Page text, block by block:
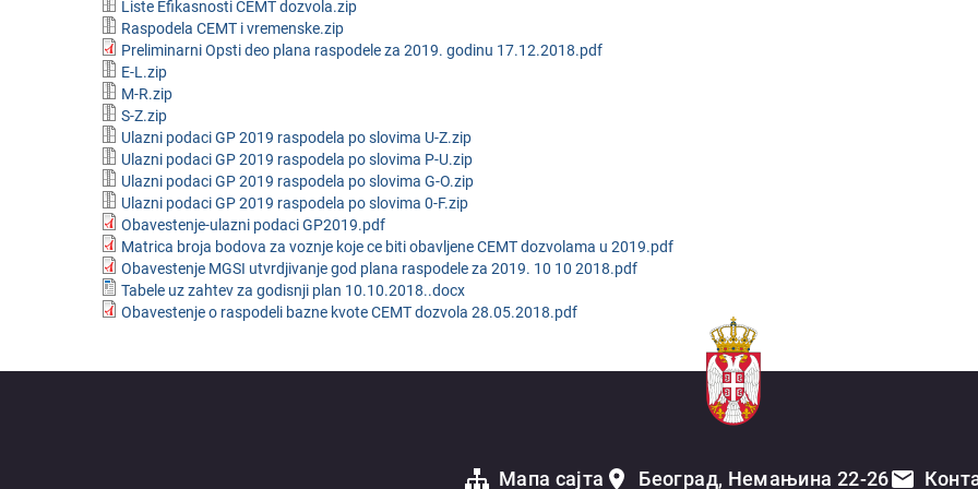
Liste Efikasnosti CEMT dozvola.zip
Raspodela CEMT i vremenske.zip
Preliminarni Opsti deo plana raspodele za 2019. godinu 17.12.2018.pdf
E-L.zip
M-R.zip
S-Z.zip
Ulazni podaci GP 2019 raspodela po slovima U-Z.zip
Ulazni podaci GP 2019 raspodela po slovima P-U.zip
Ulazni podaci GP 2019 raspodela po slovima G-O.zip
Ulazni podaci GP 2019 raspodela po slovima 0-F.zip
Obavestenje-ulazni podaci GP2019.pdf
Matrica broja bodova za voznje koje ce biti obavljene CEMT dozvolama u 2019.pdf
Obavestenje MGSI utvrdjivanje god plana raspodele za 2019. 10 10 2018.pdf
Tabele uz zahtev za godisnji plan 10.10.2018..docx
Obavestenje o raspodeli bazne kvote CEMT dozvola 28.05.2018.pdf
Мапа сајта Београд, Немањина 22-26